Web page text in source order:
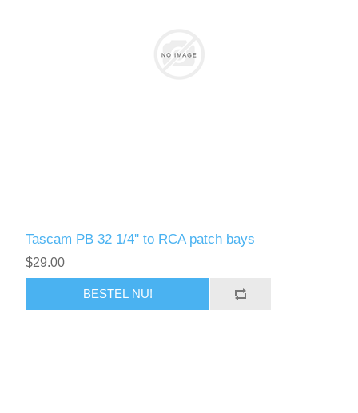
Tascam PB 32 1/4'' to RCA patch bays
$29.00
BESTEL NU!